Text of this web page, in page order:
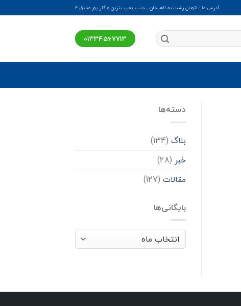
آدرس ما : اتوبان رشت به لاهیجان ، جنب پمپ بنزین و گاز پور صادق ۲
01334567713
دسته‌ها
بلاگ (134)
خبر (28)
مقالات (127)
بایگانی‌ها
بایگانی‌ها